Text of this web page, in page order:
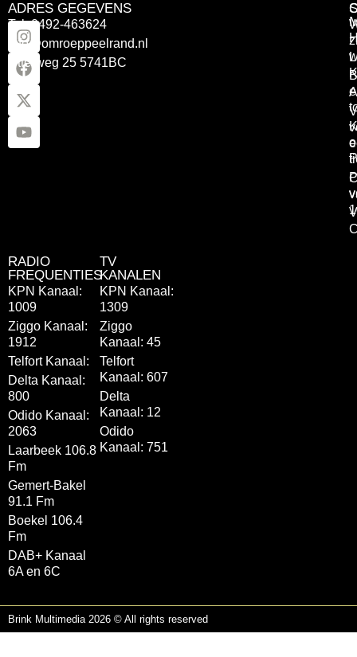
ADRES GEGEVENS
Tel: 0492-463624
info@omroeppeelrand.nl
Otterweg 25 5741BC
RADIO
FREQUENTIES
KPN Kanaal:
1009
Ziggo Kanaal:
1912
Telfort Kanaal:
Delta Kanaal:
800
Odido Kanaal:
2063
Laarbeek 106.8
Fm
Gemert-Bakel
91.1 Fm
Boekel 106.4
Fm
DAB+ Kanaal
6A en 6C
TV
KANALEN
KPN Kanaal:
1309
Ziggo
Kanaal: 45
Telfort
Kanaal: 607
Delta
Kanaal: 12
Odido
Kanaal: 751
Brink Multimedia 2026 © All rights reserved